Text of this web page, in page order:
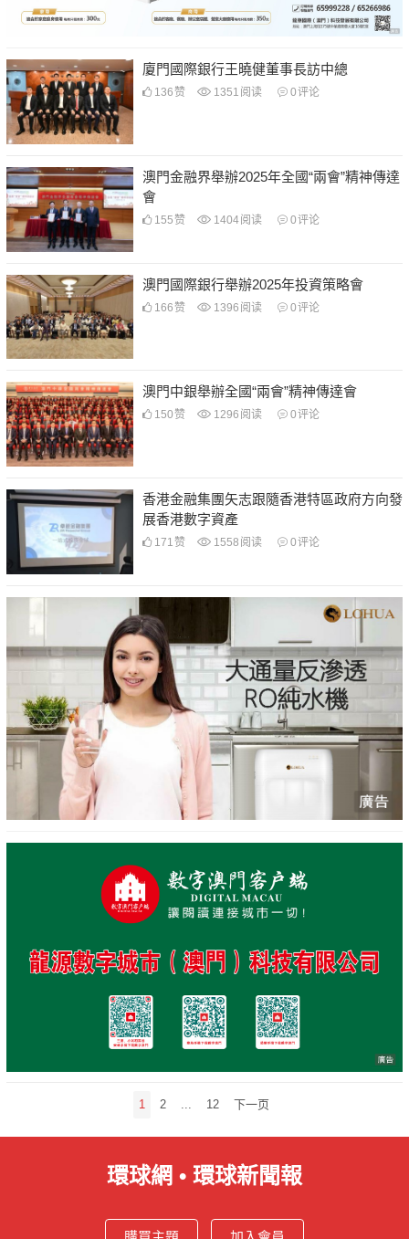
廈門國際銀行王曉健董事長訪中總
136 赞 1351 阅读 0评论
澳門金融界舉辦2025年全國“兩會”精神傳達
會
155 赞 1404阅读 0评论
澳門國際銀行舉辦2025年投資策略會
166 赞 1396 阅读 0评论
澳門中銀舉辦全國“兩會”精神傳達會
150 赞 1296 阅读 0评论
香港金融集團矢志跟隨香港特區政府方向發
展香港數字資產
171 赞 1558 阅读 0评论
分
1 2 ... 12 下一页
環球網 • 環球新聞報